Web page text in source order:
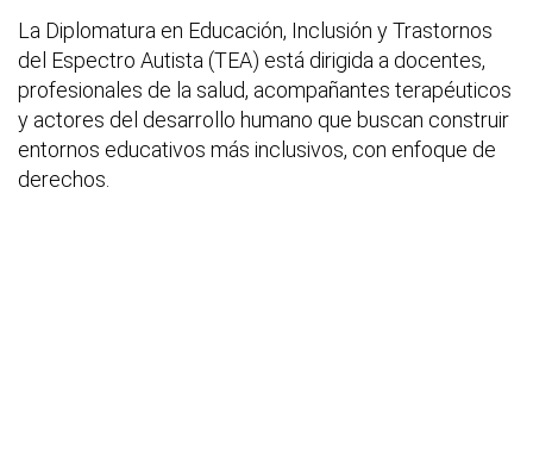
La Diplomatura en Educación, Inclusión y Trastornos
del Espectro Autista (TEA) está dirigida a docentes,
profesionales de la salud, acompañantes terapéuticos
y actores del desarrollo humano que buscan construir
entornos educativos más inclusivos, con enfoque de
derechos.